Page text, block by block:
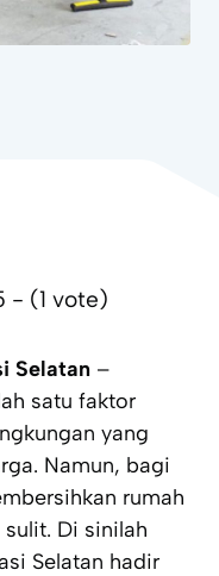
- (1 vote)
Selatan –
satu faktor
yang
Namun, bagi
rumah
Di sinilah
Selatan hadir